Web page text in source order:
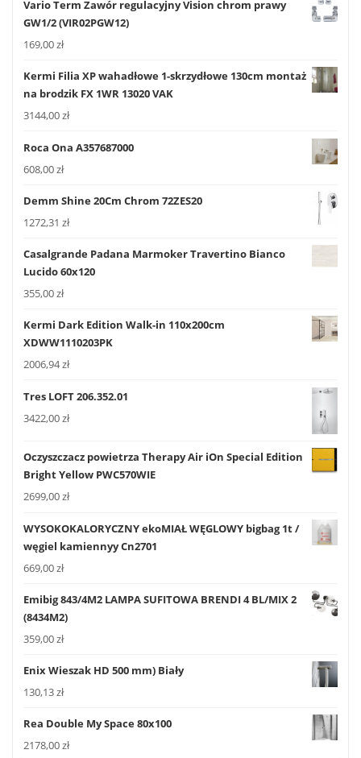
Vario Term Zawór regulacyjny Vision chrom prawy
GW1/2 (VIR02PGW12)
169,00zł
Kermi Filia XP wahadłowe 1-skrzydłowe 130cm montaż
na brodzik FX 1WR 13020 VAK
3144,00zł
Roca Ona A357687000
608,00zł
Demm Shine 20Cm Chrom 72ZES20
1272,31 zł
Casalgrande Padana Marmoker Travertino Bianco
Lucido 60x120
355,00zł
Kermi Dark Edition Walk-in 110x200cm
XDWW1110203PK
2006,94zł
Tres LOFT 206.352.01
3422,00zł
Oczyszczacz powietrza Therapy Air iOn Special Edition
Bright Yellow PWC570WIE
2699,00zł
WYSOKOKALORYCZNY ekoMIAŁ WĘGLOWY bigbag 1t /
węgiel kamiennyy Cn2701
669,00zł
Emibig 843/4M2 LAMPA SUFITOWA BRENDI 4 BL/MIX 2
(8434M2)
359,00zł
Enix Wieszak HD 500 mm) Biały
130,13zł
Rea Double My Space 80x100
2178,00zł